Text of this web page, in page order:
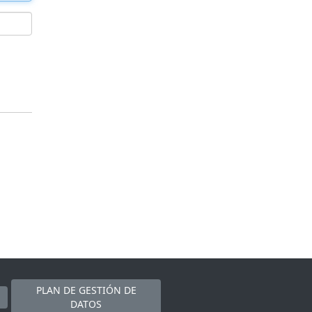
PLAN DE GESTIÓN DE
DATOS